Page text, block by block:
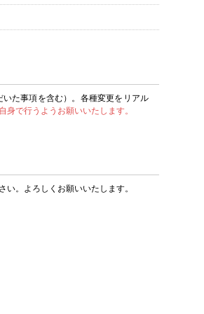
た事項を含む）。各種変更をリアル
身で行うようお願いいたします。
い。よろしくお願いいたします。